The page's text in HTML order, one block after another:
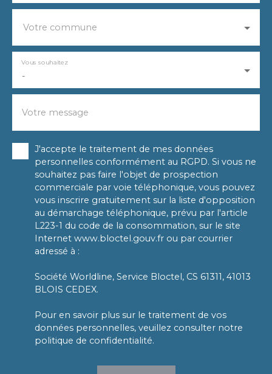
Votre commune
-
Vous souhaitez
Votre message
J'accepte le traitement de mes données
personnelles conformément au RGPD. Si vous ne
souhaitez pas faire l'objet de prospection
commerciale par voie téléphonique, vous pouvez
vous inscrire gratuitement sur la liste d'opposition
au démarchage téléphonique, prévu par l'article
L223-1 du code de la consommation, sur le site
Internet www.bloctel.gouv.fr ou par courrier
adressé à :
Société Worldline, Service Bloctel, CS 61311, 41013
BLOIS CEDEX.
Pour en savoir plus sur le traitement de vos
données personnelles, veuillez consulter notre
politique de confidentialité.